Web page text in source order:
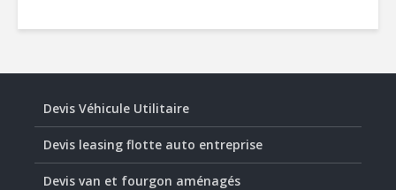
Devis Véhicule Utilitaire
Devis leasing flotte auto entreprise
Devis van et fourgon aménagés